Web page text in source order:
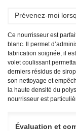
Prévenez-moi
Ce nourrisseur est
blanc. Il permet
fabrication soignée, il
volet coulissant
derniers résidus de
son nettoyage et
la haute densité du
nourrisseur est
Évaluation et